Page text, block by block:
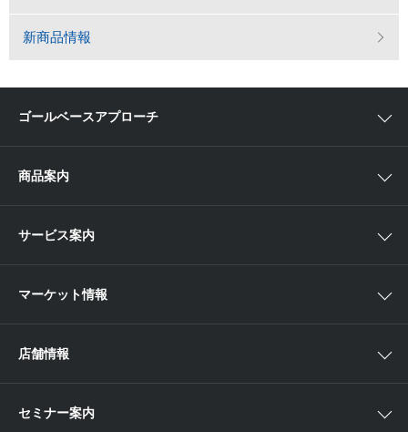
新商品情報
ゴールベースアプローチ
αポート
商品案内
欧米株
ETF・ETN・REIT
サービス案内
取引ツール
マーケット情報
店舗情報
セミナー案内